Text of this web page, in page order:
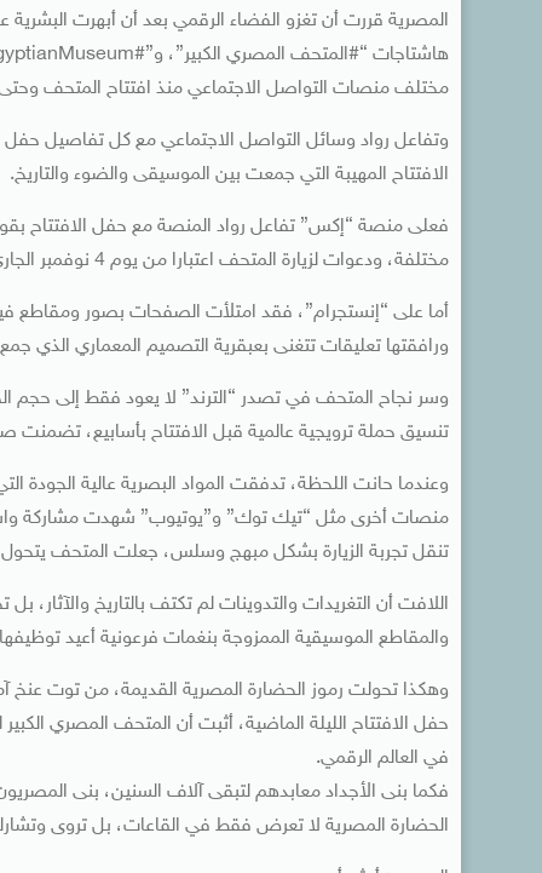
المصرية قررت أن تغزو الفضاء الرقمي بعد أن أبهرت البشرية
مختلف منصات التواصل الاجتماعي منذ افتتاح المتحف وحتى
وتفاعل رواد وسائل التواصل الاجتماعي مع كل تفاصيل حفل
الافتتاح المهيبة التي جمعت بين الموسيقى والضوء والتاريخ.
فعلى منصة “إكس” تفاعل رواد المنصة مع حفل الافتتاح
مختلفة، ودعوات لزيارة المتحف اعتبارا من يوم 4 نوفمبر الجاري، موعد فتح أبوابه للجمهور.
أما على “إنستجرام”، فقد امتلأت الصفحات بصور ومقاطع
ورافقتها تعليقات تتغنى بعبقرية التصميم المعماري الذي جمع
وسر نجاح المتحف في تصدر “الترند” لا يعود فقط إلى حجم
تنسيق حملة ترويجية عالمية قبل الافتتاح بأسابيع، تضمنت
وعندما حانت اللحظة، تدفقت المواد البصرية عالية الجودة
منصات أخرى مثل “تيك توك” و”يوتيوب” شهدت مشاركة
تنقل تجربة الزيارة بشكل مبهج وسلس، جعلت المتحف
اللافت أن التغريدات والتدوينات لم تكتف بالتاريخ
والمقاطع الموسيقية الممزوجة بنغمات فرعونية أعيد
وهكذا تحولت رموز الحضارة المصرية القديمة، من توت عنخ
حفل الافتتاح الليلة الماضية، أثبت أن المتحف المصري
في العالم الرقمي.
فكما بنى الأجداد معابدهم لتبقى آلاف السنين، بنى
الحضارة المصرية لا تعرض فقط في القاعات، بل تروى